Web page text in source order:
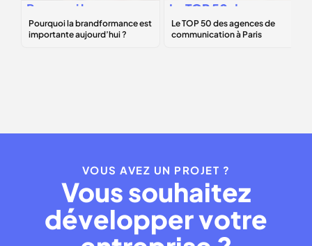
Pourquoi la
brandformance
est importante
Le TOP 50 des
agences de
communication à
VOUS AVEZ UN PROJET ?
Vous souhaitez
développer votre